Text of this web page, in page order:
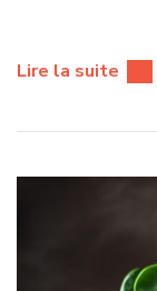
Lire la suite